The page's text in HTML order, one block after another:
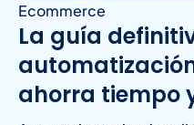
Ecommerce
La guía
ahorra tiempo